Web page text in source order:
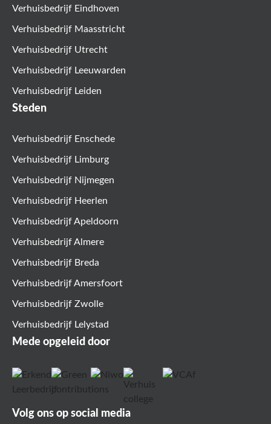
Verhuisbedrijf Eindhoven
Verhuisbedrijf Maasstricht
Verhuisbedrijf Utrecht
Verhuisbedrijf Leeuwarden
Verhuisbedrijf Leiden
Steden
Verhuisbedrijf Enschede
Verhuisbedrijf Limburg
Verhuisbedrijf Nijmegen
Verhuisbedrijf Heerlen
Verhuisbedrijf Apeldoorn
Verhuisbedrijf Almere
Verhuisbedrijf Breda
Verhuisbedrijf Amersfoort
Verhuisbedrijf Zwolle
Verhuisbedrijf Lelystad
Mede opgeleid door
Volg ons op social media